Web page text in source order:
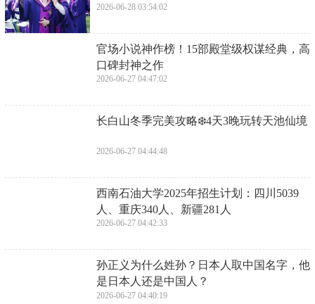
2026-06-28 03:54:02
​官场小说神作榜！15部殿堂级权谋经典，高
口碑封神之作
2026-06-27 04:47:02
​长白山冬季完美攻略❄️4天3晚玩转天池仙境
2026-06-27 04:44:48
​西南石油大学2025年招生计划：四川5039
人、重庆340人、新疆281人
2026-06-27 04:42:33
​孙正义为什么姓孙？日本人取中国名字，他
是日本人还是中国人？
2026-06-27 04:40:19